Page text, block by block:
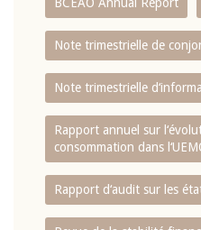
Note trimestrielle de
Note trimestrielle
Rapport annuel sur
consommation dans
Rapport d‘audit sur les